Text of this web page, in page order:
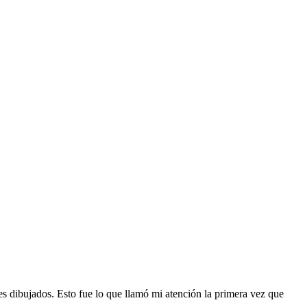
dibujados. Esto fue lo que llamó mi atención la primera vez que